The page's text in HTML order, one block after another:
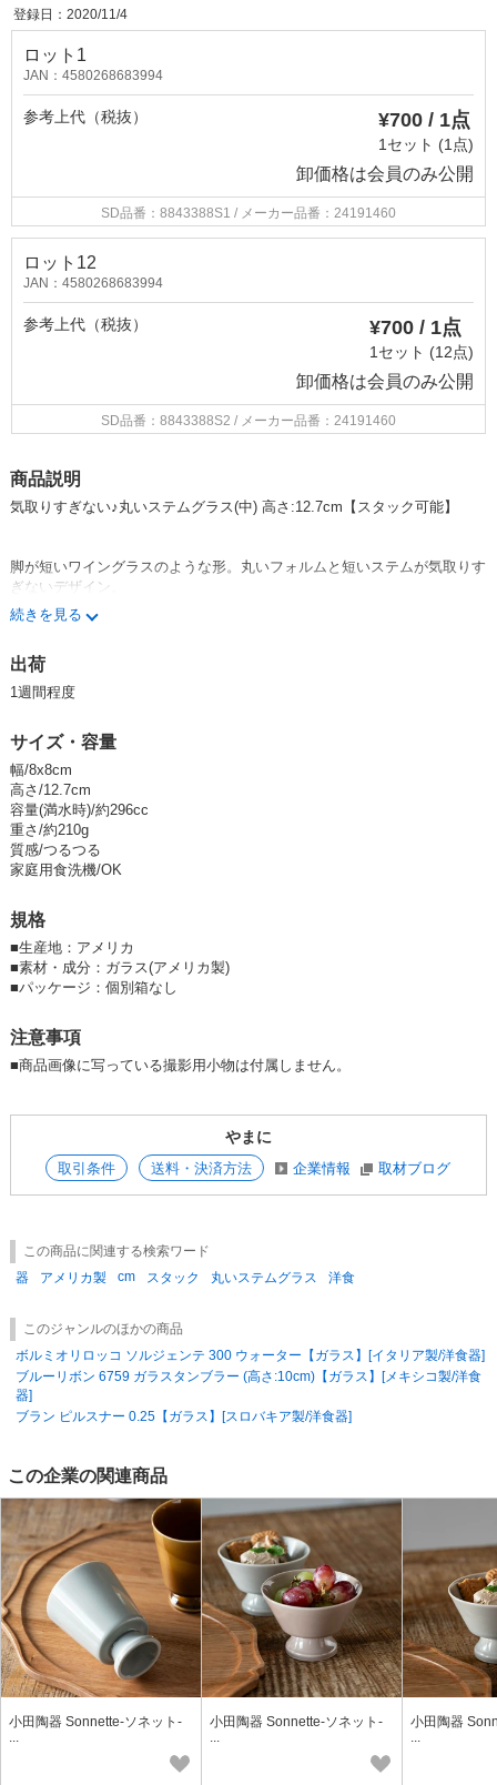
登録日：2020/11/4
ロット1
JAN：4580268683994
参考上代（税抜） ¥700 / 1点
1セット (1点)
卸価格は会員のみ公開
SD品番：8843388S1 / メーカー品番：24191460
ロット12
JAN：4580268683994
参考上代（税抜） ¥700 / 1点
1セット (12点)
卸価格は会員のみ公開
SD品番：8843388S2 / メーカー品番：24191460
商品説明
気取りすぎない♪丸いステムグラス(中) 高さ:12.7cm【スタック可能】
脚が短いワイングラスのような形。丸いフォルムと短いステムが気取りす
ぎないデザイン。
でも、ちょっとゴージャスな気分を楽しめるガラスコップです。
ワインも似合いますが、ビールやウィスキーにもおすすめのサイズ感。
これを片手にゆったり過ごすのを想像してみてください。悪くないでし
スタッキングに対応しているので収納に困らず使いやすいところもポイン
トです。
※製造の都合上、形状に個体差（足の形状に大小など）がありますがメー
カー基準で良品となっておりますのであらかじめご了承ください。
おすすめ用途：普段遣いコップ、ワイングラス、ビアグラス、ウィスキー
★「気取りすぎない♪丸いステムグラス」シリーズの他の商品はこちら /
Series Item
★新着順一覧表示はこちら / New Item
★人気順一覧表示はこちら / View Popularity
続きを見る
出荷
1週間程度
サイズ・容量
幅/8x8cm
高さ/12.7cm
容量(満水時)/約296cc
重さ/約210g
質感/つるつる
家庭用食洗機/OK
規格
■生産地：アメリカ
■素材・成分：ガラス(アメリカ製)
■パッケージ：個別箱なし
注意事項
■商品画像に写っている撮影用小物は付属しません。
やまに
取引条件 送料・決済方法 企業情報 取材ブログ
この商品に関連する検索ワード
器
アメリカ製 cm スタック 丸いステムグラス 洋食
このジャンルのほかの商品
ボルミオリロッコ ソルジェンテ 300 ウォーター【ガラス】[イタリア製/洋食器]
ブルーリボン 6759 ガラスタンブラー (高さ:10cm)【ガラス】[メキシコ製/洋食
器]
ブラン ピルスナー 0.25【ガラス】[スロバキア製/洋食器]
この企業の関連商品
小田陶器 Sonnette-ソネット-
...
小田陶器 Sonnette-ソネット-
...
小田陶器
...